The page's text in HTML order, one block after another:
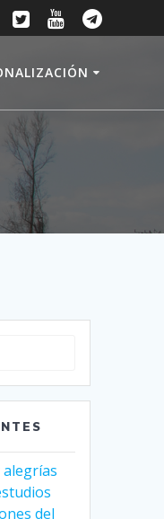
alegrías
del